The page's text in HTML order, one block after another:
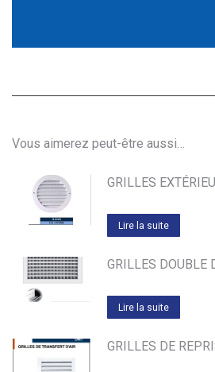
Vous aimerez peut-être aussi…
GRILLES
Lire la suite
GRILLES DOUBLE
Lire la suite
GRILLES DE